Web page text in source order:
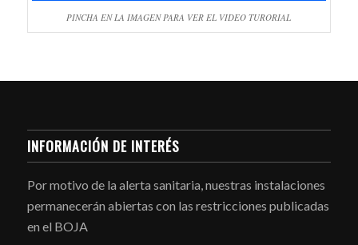
PINCHA EN LA IMAGEN PARA VER EL VIDEO TURORIAL
INFORMACIÓN DE INTERÉS
Por motivo de la alerta sanitaria, nuestras instalaciones
permanecerán abiertas con las restricciones publicadas
en el BOJA